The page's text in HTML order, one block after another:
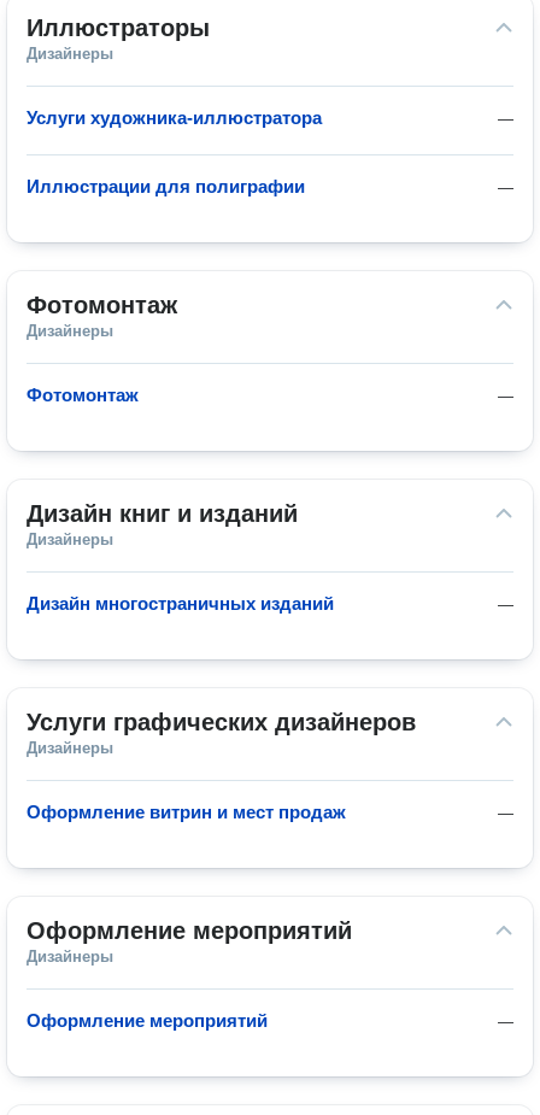
Иллюстраторы
Дизайнеры
—
Услуги художника-иллюстратора
—
Иллюстрации для полиграфии
Фотомонтаж
Дизайнеры
—
Фотомонтаж
Дизайн книг и изданий
Дизайнеры
—
Дизайн многостраничных изданий
Услуги графических дизайнеров
Дизайнеры
—
Оформление витрин и мест продаж
Оформление мероприятий
Дизайнеры
—
Оформление мероприятий